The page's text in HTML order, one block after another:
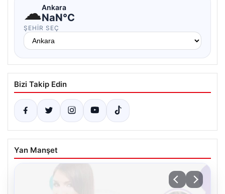
☁Ankara
NaN°C
ŞEHIR SEÇ
Bizi Takip Edin
Yan Manşet